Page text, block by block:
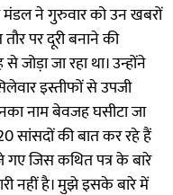
मंडल ने गुरुवार को उन खबरों
पर दूरी बनाने की
जा रहा था। उन्होंने
इस्तीफों से उपजी
नाम बेवजह घसीटा जा
सांसदों की बात कर रहे हैं
जिस कथित पत्र के बारे
नहीं है। मुझे इसके बारे में